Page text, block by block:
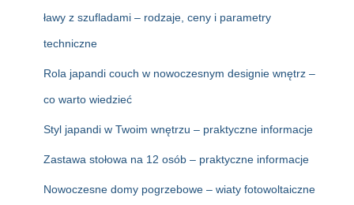
ławy z szufladami – rodzaje, ceny i parametry
techniczne
Rola japandi couch w nowoczesnym designie wnętrz –
co warto wiedzieć
Styl japandi w Twoim wnętrzu – praktyczne informacje
Zastawa stołowa na 12 osób – praktyczne informacje
Nowoczesne domy pogrzebowe – wiaty fotowoltaiczne